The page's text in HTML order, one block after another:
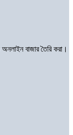
অনলাইন বাজার তৈরি করা।